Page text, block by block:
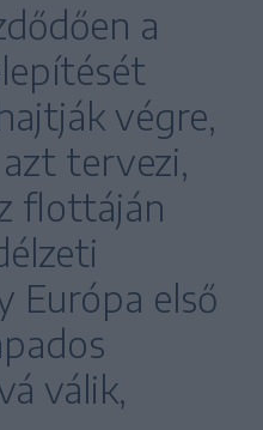
a
végre,
tervezi,
flottáján
Európa első
válik,